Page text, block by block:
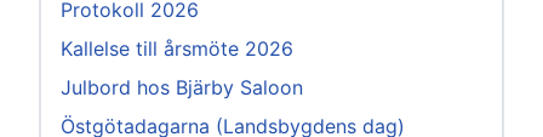
Protokoll 2026
Kallelse till årsmöte 2026
Julbord hos Bjärby Saloon
Östgötadagarna (Landsbygdens dag)